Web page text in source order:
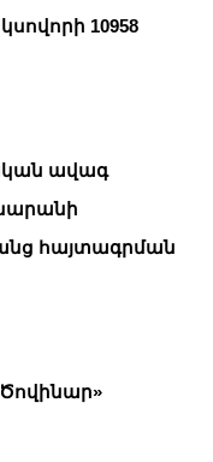
10958
ավագ
հայտագրման